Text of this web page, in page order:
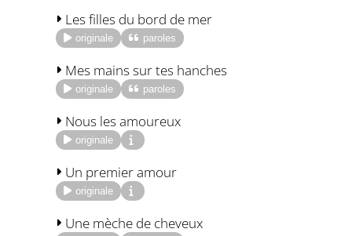
Les filles du bord de mer
originale paroles
Mes mains sur tes hanches
originale paroles
Nous les amoureux
originale
Un premier amour
originale
Une mèche de cheveux